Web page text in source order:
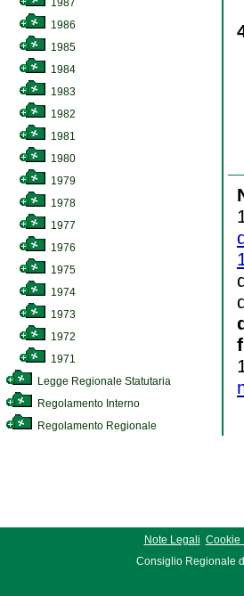
1987
1986
1985
1984
1983
1982
1981
1980
1979
1978
1977
1976
1975
1974
1973
1972
1971
Legge Regionale Statutaria
Regolamento Interno
Regolamento Regionale
Note Legali Cookie
Consiglio Regionale